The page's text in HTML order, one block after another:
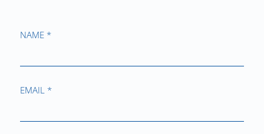
NAME *
EMAIL *